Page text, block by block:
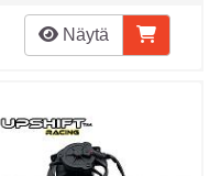
Näytä